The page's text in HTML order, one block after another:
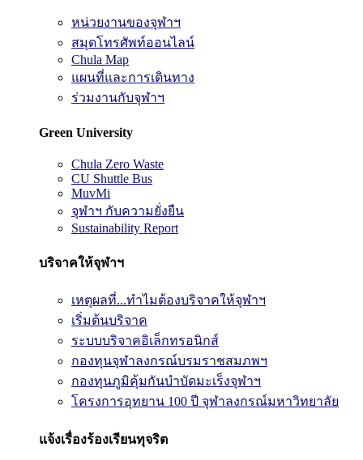
หน่วยงานของจุฬาฯ
สมุดโทรศัพท์ออนไลน์
Chula Map
แผนที่และการเดินทาง
ร่วมงานกับจุฬาฯ
Green University
Chula Zero Waste
CU Shuttle Bus
MuvMi
จุฬาฯ กับความยั่งยืน
Sustainability Report
บริจาคให้จุฬาฯ
เหตุผลที่...ทำไมต้องบริจาคให้จุฬาฯ
เริ่มต้นบริจาค
ระบบบริจาคอิเล็กทรอนิกส์
กองทุนจุฬาลงกรณ์บรมราชสมภพฯ
กองทุนภูมิคุ้มกันบำบัดมะเร็งจุฬาฯ
โครงการอุทยาน 100 ปี จุฬาลงกรณ์มหาวิทยาลัย
แจ้งเรื่องร้องเรียนทุจริต